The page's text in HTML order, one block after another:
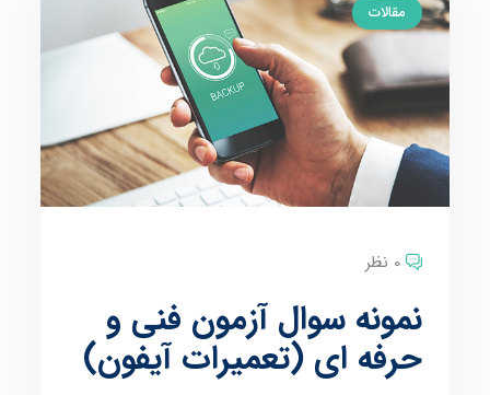
مقالات
0 نظر
نمونه سوال آزمون فنی و
حرفه ای (تعمیرات آیفون)